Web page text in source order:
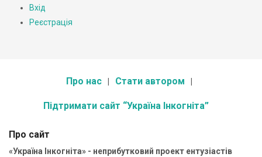
Вхід
Реєстрація
Про нас Стати автором
Підтримати сайт “Україна Інкогніта”
Про сайт
«Україна Інкогніта» - неприбутковий проект ентузіастів